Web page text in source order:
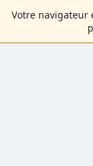
Votre navigateur